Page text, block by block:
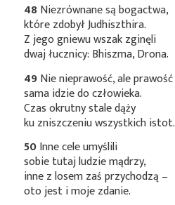
48Niezrównane są bogactwa,
które zdobył Judhiszthira.
Z jego gniewu wszak zginęli
dwaj łucznicy: Bhiszma, Drona.
49Nie nieprawość, ale prawość
sama idzie do człowieka.
Czas okrutny stale dąży
ku zniszczeniu wszystkich istot.
50Inne cele umyślili
sobie tutaj ludzie mądrzy,
inne z losem zaś przychodzą –
oto jest i moje zdanie.